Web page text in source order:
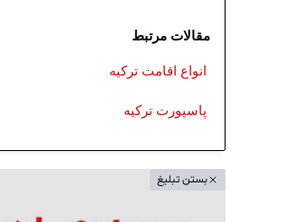
مقالات مرتبط
انواع اقامت ترکیه
پاسپورت ترکیه
بستن تبلیغ